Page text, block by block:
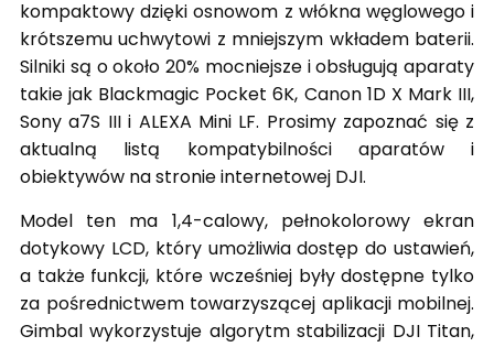
kompaktowy dzięki osnowom z włókna węglowego i
krótszemu uchwytowi z mniejszym wkładem baterii.
Silniki są o około 20% mocniejsze i obsługują aparaty
takie jak Blackmagic Pocket 6K, Canon 1D X Mark III,
Sony a7S III i ALEXA Mini LF. Prosimy zapoznać się z
aktualną listą kompatybilności aparatów i
obiektywów na stronie internetowej DJI.
Model ten ma 1,4-calowy, pełnokolorowy ekran
dotykowy LCD, który umożliwia dostęp do ustawień,
a także funkcji, które wcześniej były dostępne tylko
za pośrednictwem towarzyszącej aplikacji mobilnej.
Gimbal wykorzystuje algorytm stabilizacji DJI Titan,